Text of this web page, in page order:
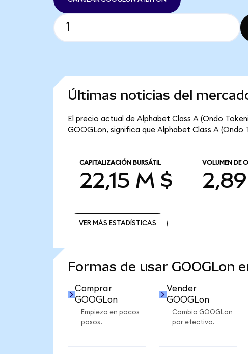
Últimas noticias del
El precio actual de Alphabet Class A (Ondo
GOOGLon, significa que Alphabet Class A
CAPITALIZACIÓN BURSÁTIL
22,15 M $
VOLUMEN DE
VER MÁS ESTADÍSTICAS
Formas de usar GOOGLon
Comprar
GOOGLon
Empieza en pocos
pasos.
Vender
GOOGLon
Cambia GOOGLon
por efectivo.